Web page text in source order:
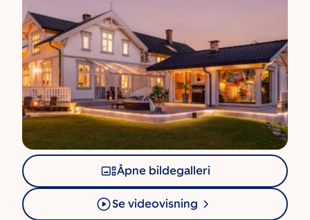
Åpne bildegalleri
Se videovisning